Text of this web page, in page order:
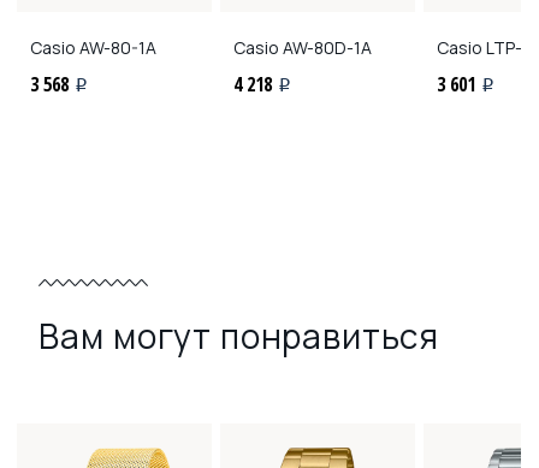
Casio AW-80-1A
3 568 i
CasioAW-80D-1A
4 218 i
Casio LTP-
3 601 i
Вам могут понравиться